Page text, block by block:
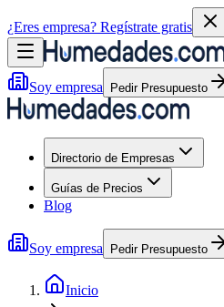
¿Eres empresa? Regístrate gratis
Soy empresa Pedir Presupuesto
Directorio de Empresas
Guías de Precios
Blog
Soy empresa Pedir Presupuesto
Inicio